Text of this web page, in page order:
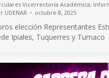
Vicerrectoría Académica,
UDENAR octubre 8, 2025
elección Representantes
Ipiales, Tuquerres y Tumaco